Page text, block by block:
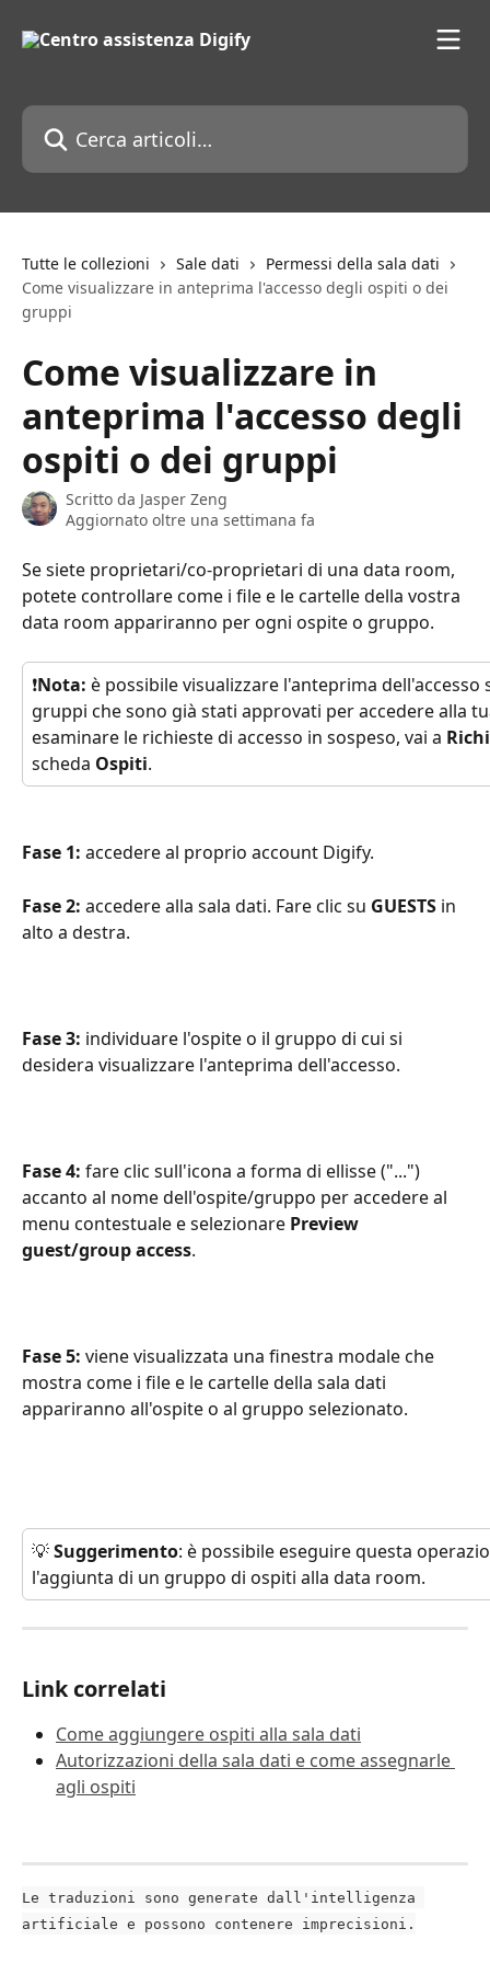
Cerca articoli…
Tutte le collezioni Sale dati
Permessi della sala dati
Come visualizzare in anteprima l'accesso degli ospiti o dei
gruppi
Come visualizzare in
anteprima l'accesso degli
ospiti o dei gruppi
Scritto da Jasper Zeng
Aggiornato oltre una settimana fa
Se siete proprietari/co-proprietari di una data room,
potete controllare come i file e le cartelle della vostra
data room appariranno per ogni ospite o gruppo.
❗Nota: è possibile visualizzare l'anteprima
gruppi che sono già stati approvati per accedere alla
esaminare le richieste di accesso in sospeso, vai a
scheda Ospiti.
Fase 1: accedere al proprio account Digify.
Fase 2: accedere alla sala dati. Fare clic su GUESTS in
alto a destra.
Fase 3: individuare l'ospite o il gruppo di cui si
desidera visualizzare l'anteprima dell'accesso.
Fase 4: fare clic sull'icona a forma di ellisse ("...")
accanto al nome dell'ospite/gruppo per accedere al
menu contestuale e selezionare Preview
guest/group access.
Fase 5: viene visualizzata una finestra modale che
mostra come i file e le cartelle della sala dati
appariranno all'ospite o al gruppo selezionato.
💡 Suggerimento: è possibile eseguire questa
l'aggiunta di un gruppo di ospiti alla data room.
Link correlati
Come aggiungere ospiti alla sala dati
Autorizzazioni della sala dati e come assegnarle
agli ospiti
Le traduzioni sono generate dall'intelligenza
artificiale e possono contenere imprecisioni.